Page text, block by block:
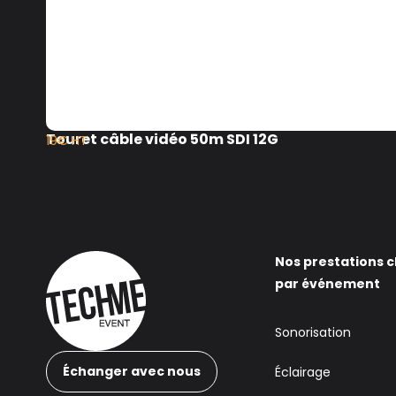
Touret câble vidéo 50m SDI 12G
19€ HT
Échanger avec nous
Nos prestations
par événement
Sonorisation
Éclairage